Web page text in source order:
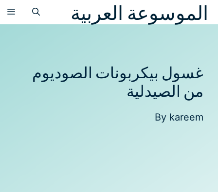
انتقلالموسوعة العربية
غسول بيكربونات الصوديوم
من الصيدلية
By kareem